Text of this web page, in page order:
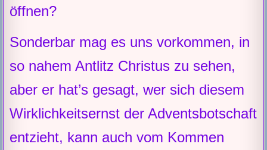
öffnen?
Sonderbar mag es uns vorkommen, in
so nahem Antlitz Christus zu sehen,
aber er hat’s gesagt, wer sich diesem
Wirklichkeitsernst der Adventsbotschaft
entzieht, kann auch vom Kommen